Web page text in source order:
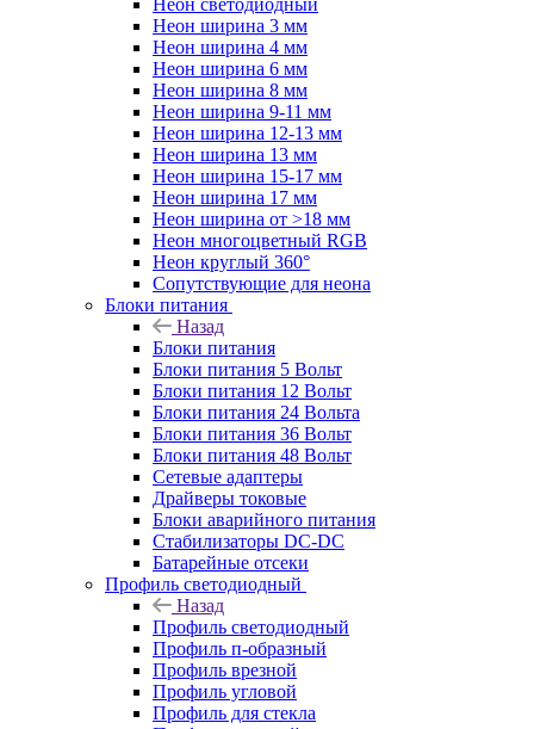
Неон светодиодный
Неон ширина 3 мм
Неон ширина 4 мм
Неон ширина 6 мм
Неон ширина 8 мм
Неон ширина 9-11 мм
Неон ширина 12-13 мм
Неон ширина 13 мм
Неон ширина 15-17 мм
Неон ширина 17 мм
Неон ширина от >18 мм
Неон многоцветный RGB
Неон круглый 360°
Сопутствующие для неона
Блоки питания
Назад
Блоки питания
Блоки питания 5 Вольт
Блоки питания 12 Вольт
Блоки питания 24 Вольта
Блоки питания 36 Вольт
Блоки питания 48 Вольт
Сетевые адаптеры
Драйверы токовые
Блоки аварийного питания
Стабилизаторы DC-DC
Батарейные отсеки
Профиль светодиодный
Назад
Профиль светодиодный
Профиль п-образный
Профиль врезной
Профиль угловой
Профиль для стекла